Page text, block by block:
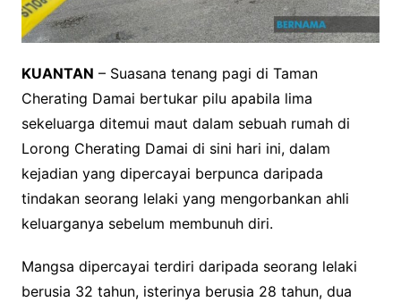
KUANTAN – Suasana tenang pagi di Taman
Cherating Damai bertukar pilu apabila lima
sekeluarga ditemui maut dalam sebuah rumah di
Lorong Cherating Damai di sini hari ini, dalam
kejadian yang dipercayai berpunca daripada
tindakan seorang lelaki yang mengorbankan ahli
keluarganya sebelum membunuh diri.
Mangsa dipercayai terdiri daripada seorang lelaki
berusia 32 tahun, isterinya berusia 28 tahun, dua